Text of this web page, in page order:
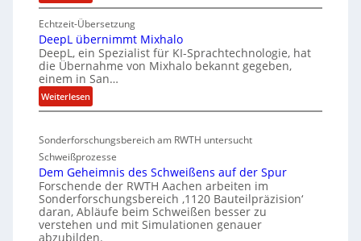
I
S
V
i
c
h
e
e
b
o
n
e
k
l
e
i
E
v
a
-
M
a
r
i
G
l
e
n
z
w
i
Echtzeit-Übersetzung
DeepL übernimmt Mixhalo
DeepL, ein Spezialist für KI-Sprachtechnologie, hat
die Übernahme von Mixhalo bekannt gegeben,
einem in San…
Weiterlesen:
D
e
p
L
ü
b
e
r
Sonderforschungsbereich am RWTH untersucht
Schweißprozesse
Dem Geheimnis des Schweißens auf der Spur
Forschende der RWTH Aachen arbeiten im
Sonderforschungsbereich ‚1120 Bauteilpräzision‘
daran, Abläufe beim Schweißen besser zu
verstehen und mit Simulationen genauer
abzubilden.